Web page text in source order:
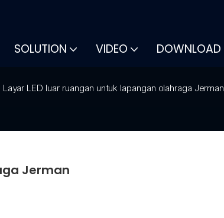
SOLUTION VIDEO DOWNLOAD
Layar LED luar ruangan untuk lapangan olahraga Jerman
Jerman